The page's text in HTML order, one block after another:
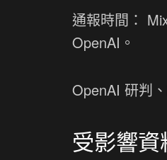
通報時間：
OpenAI。
OpenAI 研判
受影響